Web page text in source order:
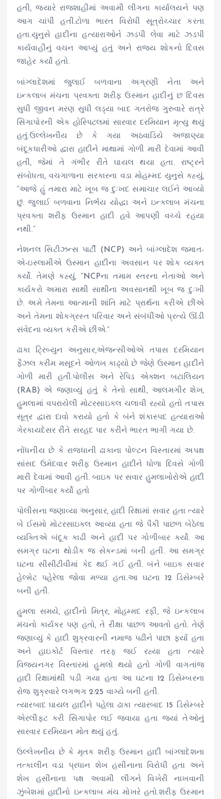
હતી, જ્યારે રાજશાહીમાં અવામી લીગના કાર્યાલયને પણ
આગ ચાંપી હતી.ટોળા ભારત વિરોધી સૂત્રોચ્ચાર કરતા
હતા.યુનુસે હાદીના હત્યારાઓને ઝડપી લેવા માટે ઝડપી
કાર્યવાહીનું વચન આપ્યું હતું અને રાજ્ય શોકનો દિવસ
જાહેર કર્યો હતો.
બાંગ્લાદેશમાં જુલાઈ બળવાના અગ્રણી નેતા અને
ઇન્કલાબ મંચના પ્રવક્તા શરીફ ઉસ્માન હાદીનું છ દિવસ
સુધી જીવન મરણ સુધી લડ્યા બાદ ગતરોજ ગુરુવારે રાત્રે
સિંગાપોરની એક હોસ્પિટલમાં સારવાર દરમિયાન મૃત્યુ થયું
હતું.ઉલ્લેખનીય છે કે ગયા અઠવાડિયે અજાણ્યા
બંદૂકધારીઓ દ્વારા હાદીને માથામાં ગોળી મારી દેવામાં આવી
હતી, જેમાં તે ગંભીર રીતે ઘાયલ થયા હતા. રાષ્ટ્રને
સંબોધતા, વચગાળાના સરકારના વડા મોહમ્મદ યુનુસે કહ્યું,
“આજે હું તમારા માટે ખૂબ જ દુઃખદ સમાચાર લઈને આવ્યો
છું. જુલાઈ બળવાના નિર્ભય યોદ્ધા અને ઇન્કલાબ મંચના
પ્રવક્તા શરીફ ઉસ્માન હાદી હવે આપણી વચ્ચે રહયા
નથી.”
નેશનલ સિટીઝન્સ પાર્ટી (NCP) અને બાંગ્લાદેશ જમાત-
એ-ઇસ્લામીએ ઉસ્માન હાદીના અવસાન પર શોક વ્યક્ત
કર્યો. તેમણે કહ્યું, “NCPના તમામ સ્તરના નેતાઓ અને
કાર્યકરો અમારા સાથી સાથીના અવસાનથી ખૂબ જ દુઃખી
છે. અમે તેમના આત્માની શાંતિ માટે પ્રાર્થના કરીએ છીએ
અને તેમના શોકગ્રસ્ત પરિવાર અને સંબંધીઓ પ્રત્યે ઊંડી
સંવેદના વ્યક્ત કરીએ છીએ.”
ઢાકા ટ્રિબ્યુન અનુસાર,એજન્સીઓએ તપાસ દરમિયાન
ફૈઝલ કરીમ મસૂદને ઓળખ કાઢ્યો છે જેણે ઉસ્માન હાદીને
ગોળી મારી હતી.પોલીસ અને રેપિડ એક્શન બટાલિયન
(RAB) એ જણાવ્યું હતું કે તેનો સાથી, આલમગીર શેખ,
હુમલામાં વપરાયેલી મોટરસાઇકલ ચલાવી રહ્યો હતો તપાસ
સૂત્ર દ્વારા દાવો કરાયો હતો કે બંને શંકાસ્પદ હત્યારાઓ
ગેરકાયદેસર રીતે સરહદ પાર કરીને ભારત ભાગી ગયા છે.
નોંધનીય છે કે રાજધાની ઢાકાના પોલ્ટન વિસ્તારમાં અપક્ષ
સાંસદ ઉમેદવાર શરીફ ઉસ્માન હાદીને ધોળા દિવસે ગોળી
મારી દેવામાં આવી હતી. બાઇક પર સવાર હુમલાખોરોએ હાદી
પર ગોળીબાર કર્યો હતો
પોલીસના જણાવ્યા અનુસાર, હાદી રિક્ષામાં સવાર હતા ત્યારે
બે ઈસમો મોટરસાઇકલ આવ્યા હતા જે પૈકી પાછળ બેઠેલા
વ્યક્તિએ બંદૂક કાઢી અને હાદી પર ગોળીબાર કર્યો. આ
સમગ્ર ઘટના થોડીક જ સેકન્ડમાં બની હતી. આ સમગ્ર
ઘટના સીસીટીવીમાં કેદ થઈ ગઈ હતી. બંને બાઇક સવાર
હેલ્મેટ પહેરેલા જોવા મળ્યા હતા.આ ઘટના 12 ડિસેમ્બરે
બની હતી.
હુમલા સમયે, હાદીનો મિત્ર, મોહમ્મદ રફી, જે ઇન્કલાબ
મંચનો કાર્યકર પણ હતો, તે રીક્ષા પાછળ આવતો હતો. તેણે
જણાવ્યું કે હાદી શુક્રવારની નમાજ પઢીને પાછા ફર્યા હતા
અને હાઇકોર્ટ વિસ્તાર તરફ જઈ રહ્યા હતા ત્યારે
વિજયનગર વિસ્તારમાં હુમલો થયો હતો ગોળી વાગતાંજ
હાદી રિક્ષામાંથી પડી ગયા હતા આ ઘટના 12 ડિસેમ્બરના
રોજ શુક્રવારે લગભગ 2:25 વાગ્યે બની હતી.
ત્યારબાદ ઘાયલ હાદીને પહેલા ઢાકા ત્યારબાદ 15 ડિસેમ્બરે
એરલીફ્ટ કરી સિંગાપોર લઈ જવાયા હતા જ્યાં તેઓનું
સારવાર દરમિયાન મોત થયું હતું.
ઉલ્લેખનીય છે કે મૃતક શરીફ ઉસ્માન હાદી બાંગ્લાદેશના
તત્કાલીન વડા પ્રધાન શેખ હસીનાના વિરોધી હતા અને
શેખ હસીનાના પક્ષ અવામી લીગને વિખેરી નાખવાની
ઝુંબેશમાં હાદીનો ઇન્કલાબ મંચ મોખરે હતો.શરીફ ઉસ્માન